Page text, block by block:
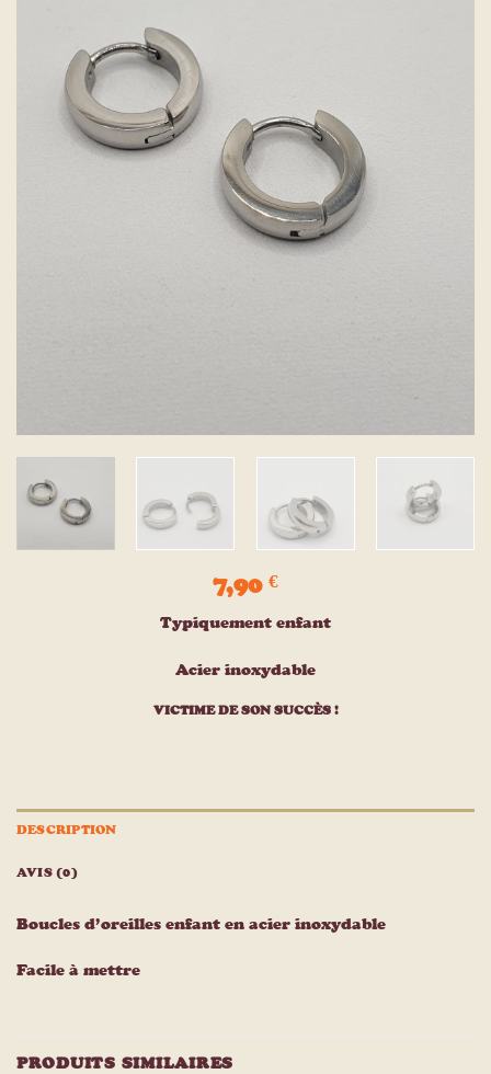
7,90 €
Typiquement enfant
Acier inoxydable
VICTIME DE SON SUCCÈS !
DESCRIPTION
AVIS (0)
Boucles d’oreilles enfant en acier inoxydable
Facile à mettre
PRODUITS SIMILAIRES